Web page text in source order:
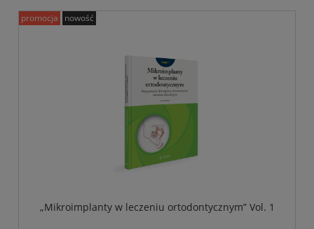
„Mikroimplanty w leczeniu ortodontycznym” Vol. 1
promocja nowość